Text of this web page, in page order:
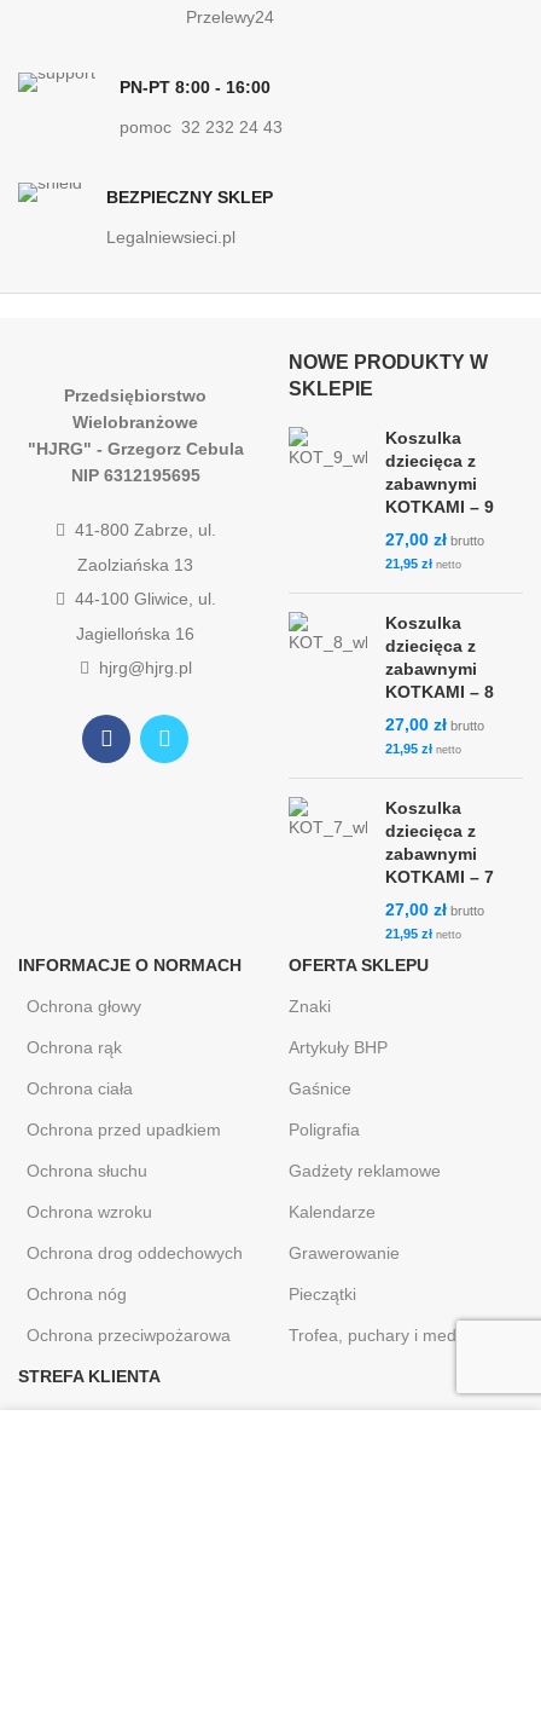
Przelewy24
PN-PT 8:00 - 16:00
pomoc 32 232 24 43
BEZPIECZNY SKLEP
Legalniewsieci.pl
Przedsiębiorstwo
Wielobranżowe
"HJRG" - Grzegorz Cebula
NIP 6312195695
41-800 Zabrze, ul.
Zaolziańska 13
44-100 Gliwice, ul.
Jagiellońska 16
hjrg@hjrg.pl
NOWE PRODUKTY W
SKLEPIE
Koszulka
dziecięca z
zabawnymi
KOTKAMI – 9
27,00 zł brutto
21,95 zł netto
Koszulka
dziecięca z
zabawnymi
KOTKAMI – 8
27,00 zł brutto
21,95 zł netto
Koszulka
dziecięca z
zabawnymi
KOTKAMI – 7
27,00 zł brutto
21,95 zł netto
INFORMACJE O NORMACH
Ochrona głowy
Ochrona rąk
Ochrona ciała
Ochrona przed upadkiem
Ochrona słuchu
Ochrona wzroku
Ochrona drog oddechowych
Ochrona nóg
Ochrona przeciwpożarowa
OFERTA SKLEPU
Znaki
Artykuły BHP
Gaśnice
Poligrafia
Gadżety reklamowe
Kalendarze
Grawerowanie
Pieczątki
Trofea, puchary i medale
STREFA KLIENTA